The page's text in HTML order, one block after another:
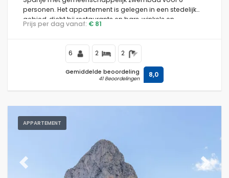
personen. Het appartement is gelegen in een stedelijk
gebied, dicht bij restaurants en bars, winkels en
supermarkten, en op 200 m van het strand Los Pinos.
Prijs per dag vanaf: € 81
6 2 2
Gemiddelde beoordeling
41 Beoordelingen 8,0
APPARTEMENT
Previous Next